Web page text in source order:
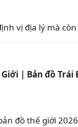
vị địa lý mà
| Bản đồ
đồ thế giới